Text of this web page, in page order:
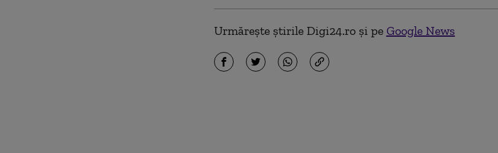
Urmărește știrile Digi24.ro și pe Google News